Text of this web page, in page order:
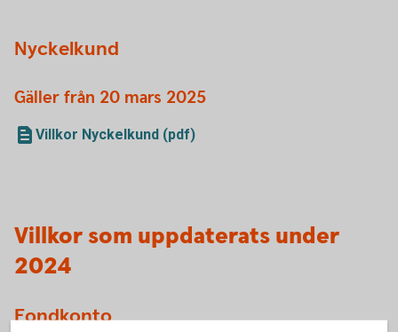
Nyckelkund
Gäller från 20 mars 2025
Villkor Nyckelkund (pdf)
Villkor som uppdaterats under
2024
Fondkonto